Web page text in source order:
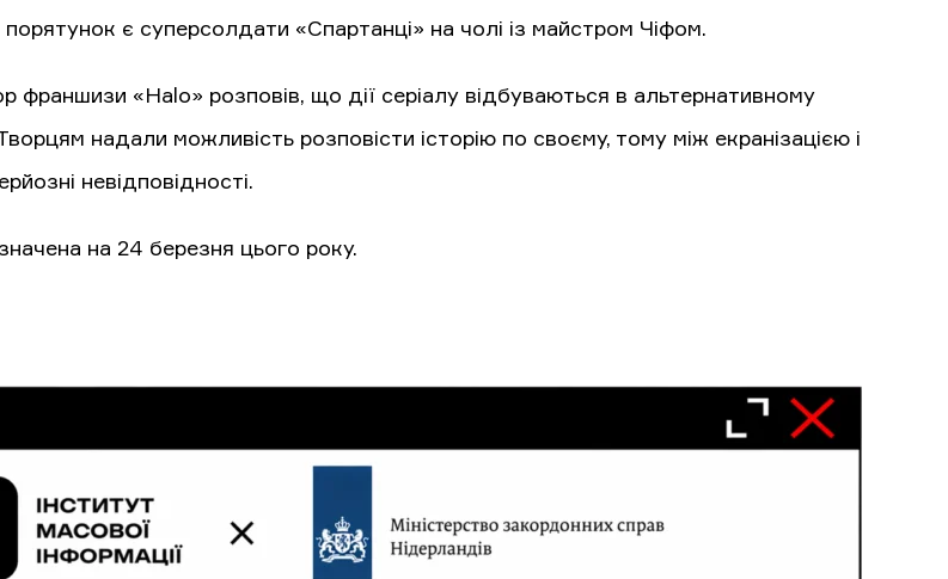
є суперсолдати «Спартанці» на чолі із майстром Чіфом.
франшизи «Halo» розповів, що дії серіалу відбуваються в альтернативному
надали можливість розповісти історію по своєму, тому між екранізацією і
невідповідності.
на 24 березня цього року.